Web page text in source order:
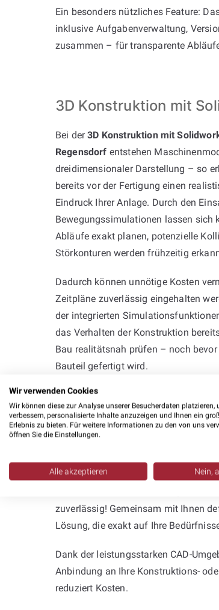
Ein besonders nützliches Feature:
inklusive Aufgabenverwaltung,
zusammen – für transparente
3D Konstruktion mit
Bei der3D Konstruktion mit
Regensdorf entstehen
dreidimensionaler Darstellung – so
bereits vor der Fertigung einen
Eindruck Ihrer Anlage. Durch den
Bewegungssimulationen lassen sich
Abläufe exakt planen, potenzielle
Störkonturen werden frühzeitig
Dadurch können unnötige Kosten
Zeitpläne zuverlässig eingehalten
der integrierten
das Verhalten der Konstruktion
Bau realitätsnah prüfen – noch bevor
Bauteil gefertigt wird.
Planung mit SolidWorks –
Stehen Sie vor dem Problem, dass
zuverlässig! Gemeinsam mit Ihnen
Lösung, die exakt auf Ihre
Dank der leistungsstarken CAD-
Anbindung an Ihre Konstruktions-
reduziert Kosten.
Wir verwenden Cookies
Wir können diese zur Analyse unserer Besucherdaten platzieren,
verbessern, personalisierte Inhalte anzuzeigen und Ihnen ein
Erlebnis zu bieten. Für weitere Informationen zu den von uns
öffnen Sie die Einstellungen.
Alle akzeptieren Nein,